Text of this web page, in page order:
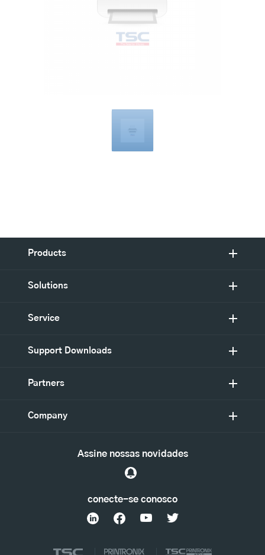
Products
Solutions
Service
Support Downloads
Partners
Company
conecte-se conosco
Assine nossas novidades